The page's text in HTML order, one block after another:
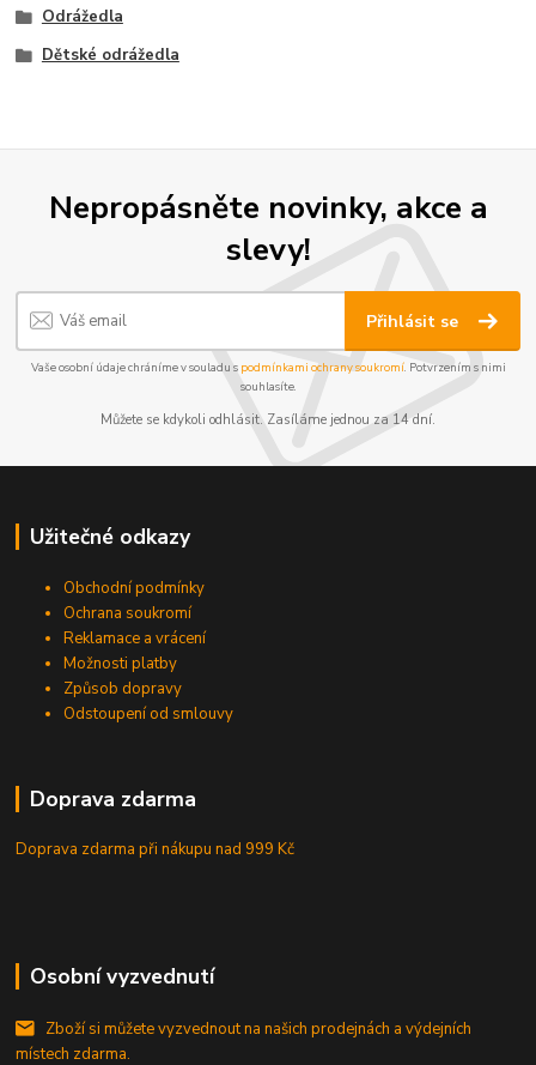
Odrážedla
Dětské odrážedla
Nepropásněte novinky, akce a
slevy!
Přihlásit se
Vaše osobní údaje chráníme v souladu s podmínkami ochrany soukromí. Potvrzením s nimi
souhlasíte.
Můžete se kdykoli odhlásit. Zasíláme jednou za 14 dní.
Užitečné odkazy
Obchodní podmínky
Ochrana soukromí
Reklamace a vrácení
Možnosti platby
Způsob dopravy
Odstoupení od smlouvy
Doprava zdarma
Doprava zdarma při nákupunad 999 Kč
Osobní vyzvednutí
Zboží si můžete vyzvednout na našich prodejnách a výdejních
místech zdarma.